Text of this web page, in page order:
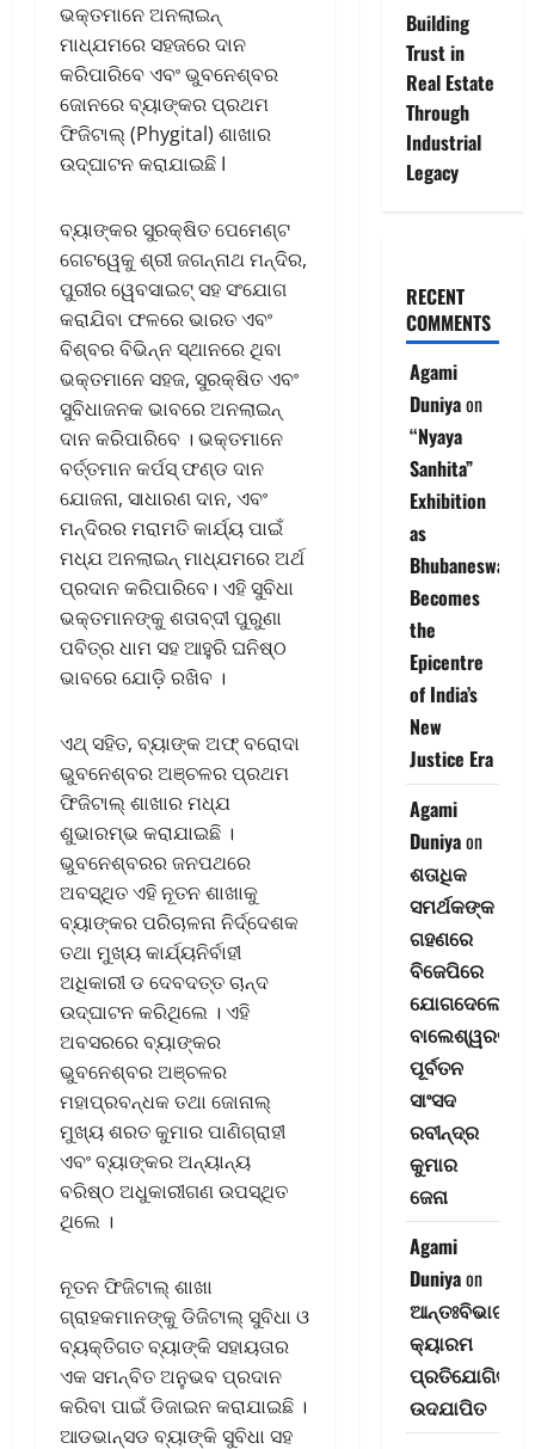
ଭକ୍ତମାନେ ଅନଲାଇନ୍
ମାଧ୍ଯମରେ ସହଜରେ ଦାନ
କରିପାରିବେ ଏବଂ ଭୁବନେଶ୍ବର
ଜୋନରେ ବ୍ୟାଙ୍କର ପ୍ରଥମ
ଫିଜିଟାଲ୍ (Phygital) ଶାଖାର
ଉଦ୍ଘାଟନ କରାଯାଇଛି I
ବ୍ୟାଙ୍କର ସୁରକ୍ଷିତ ପେମେଣ୍ଟ
ଗେଟୱେକୁ ଶ୍ରୀ ଜଗନ୍ନାଥ ମନ୍ଦିର,
ପୁରୀର ୱେବସାଇଟ୍ ସହ ସଂଯୋଗ
କରାଯିବା ଫଳରେ ଭାରତ ଏବଂ
ବିଶ୍ବର ବିଭିନ୍ନ ସ୍ଥାନରେ ଥିବା
ଭକ୍ତମାନେ ସହଜ, ସୁରକ୍ଷିତ ଏବଂ
ସୁବିଧାଜନକ ଭାବରେ ଅନଲାଇନ୍
ଦାନ କରିପାରିବେ । ଭକ୍ତମାନେ
ବର୍ତ୍ତମାନ କର୍ପସ୍ ଫଣ୍ଡ ଦାନ
ଯୋଜନା, ସାଧାରଣ ଦାନ, ଏବଂ
ମନ୍ଦିରର ମରାମତି କାର୍ଯ୍ୟ ପାଇଁ
ମଧ୍ଯ ଅନଲାଇନ୍ ମାଧ୍ଯମରେ ଅର୍ଥ
ପ୍ରଦାନ କରିପାରିବେ। ଏହି ସୁବିଧା
ଭକ୍ତମାନଙ୍କୁ ଶତାବ୍ଦୀ ପୁରୁଣା
ପବିତ୍ର ଧାମ ସହ ଆହୁରି ଘନିଷ୍ଠ
ଭାବରେ ଯୋଡ଼ି ରଖିବ ।
ଏଥ୍ ସହିତ, ବ୍ୟାଙ୍କ ଅଫ୍ ବରୋଦା
ଭୁବନେଶ୍ବର ଅଞ୍ଚଳର ପ୍ରଥମ
ଫିଜିଟାଲ୍ ଶାଖାର ମଧ୍ଯ
ଶୁଭାରମ୍ଭ କରାଯାଇଛି ।
ଭୁବନେଶ୍ବରର ଜନପଥରେ
ଅବସ୍ଥିତ ଏହି ନୂତନ ଶାଖାକୁ
ବ୍ୟାଙ୍କର ପରିଚାଳନା ନିର୍ଦ୍ଦେଶକ
ତଥା ମୁଖ୍ୟ କାର୍ଯ୍ୟନିର୍ବାହୀ
ଅଧିକାରୀ ଡ ଦେବଦତ୍ତ ଚାନ୍ଦ
ଉଦ୍ଘାଟନ କରିଥିଲେ । ଏହି
ଅବସରରେ ବ୍ୟାଙ୍କର
ଭୁବନେଶ୍ବର ଅଞ୍ଚଳର
ମହାପ୍ରବନ୍ଧକ ତ‌ଥା ଜୋନାଲ୍
ମୁଖ୍ୟ ଶରତ କୁମାର ପାଣିଗ୍ରାହୀ
ଏବଂ ବ୍ୟାଙ୍କର ଅନ୍ୟାନ୍ୟ
ବରିଷ୍ଠ ଅଧୁକାରୀଗଣ ଉପସ୍ଥିତ
ଥିଲେ ।
ନୂତନ ଫିଜିଟାଲ୍ ଶାଖା
ଗ୍ରାହକମାନଙ୍କୁ ଡିଜିଟାଲ୍ ସୁବିଧା ଓ
ବ୍ୟକ୍ତିଗତ ବ୍ୟାଙ୍କି ସହାୟତାର
ଏକ ସମନ୍ବିତ ଅନୁଭବ ପ୍ରଦାନ
କରିବା ପାଇଁ ଡିଜାଇନ କରାଯାଇଛି ।
ଆଡଭାନ୍ସଡ ବ୍ୟାଙ୍କି ସୁବିଧା ସହ
Building
Trust in
Real Estate
Through
Industrial
Legacy
RECENT
COMMENTS
Agami
Duniyaon
“Nyaya
Sanhita”
Exhibition
as
Bhubaneswar
Becomes
the
Epicentre
of India’s
New
Justice Era
Agami
Duniyaon
ଶତାଧିକ
ସମର୍ଥକଙ୍କ
ଗହଣରେ
ବିଜେପିରେ
ଯୋଗଦେଲେ
ବାଲେଶ୍ୱରର
ପୂର୍ବତନ
ସାଂସଦ
ରବୀନ୍ଦ୍ର
କୁମାର
ଜେନା
Agami
Duniyaon
ଆନ୍ତଃବିଭାଗୀୟ
କ୍ୟାରମ
ପ୍ରତିଯୋଗିତା-
ଉଦଯାପିତ